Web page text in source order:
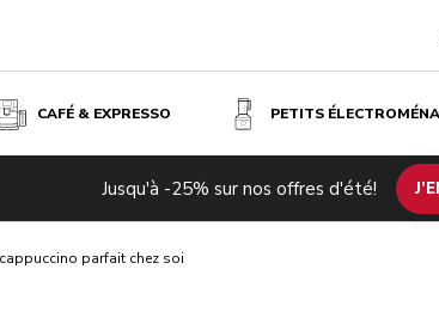
CAFÉ & EXPRESSO PETITS
Jusqu'à -25% sur nos offres d'été!
parfait chez soi